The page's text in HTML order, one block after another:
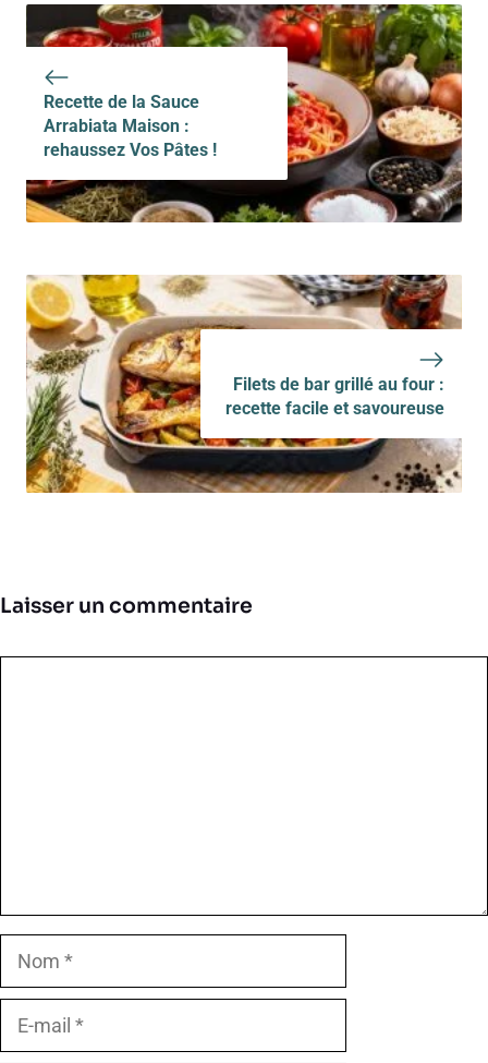
savoureuse
facile et
savoureuse
Recette de la Sauce
Arrabiata Maison :
rehaussez Vos Pâtes !
Filets de bar grillé au four :
recette facile et savoureuse
Laisser un commentaire